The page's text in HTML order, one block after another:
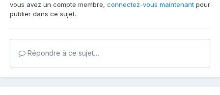
vous avez un compte membre, connectez-vous maintenant pour
publier dans ce sujet.
Répondre à ce sujet…